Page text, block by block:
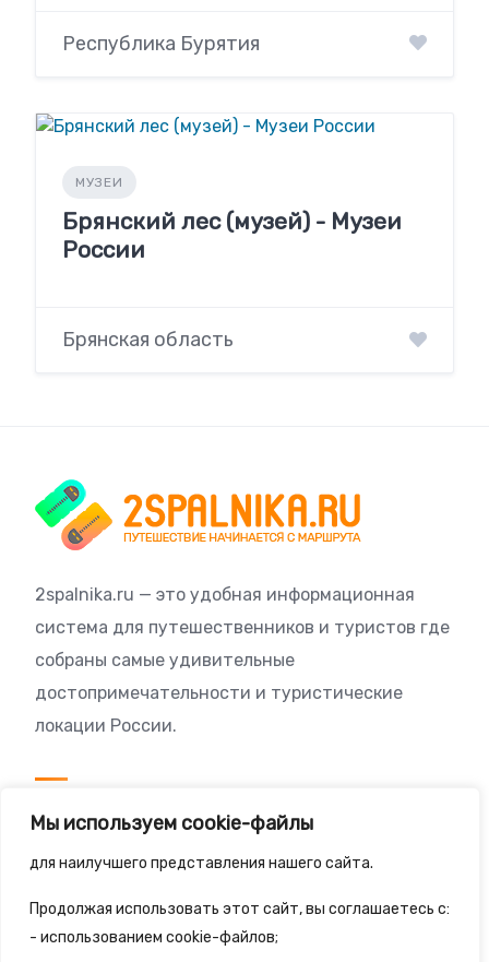
Мы используем cookie-файлы
для наилучшего представления нашего сайта.
Продолжая использовать этот сайт, вы соглашаетесь с:
- использованием cookie-файлов;
Республика Бурятия
МУЗЕИ
Брянский лес (музей) - Музеи
России
Брянская область
2spalnika.ru — это удобная информационная
система для путешественников и туристов где
собраны самые удивительные
достопримечательности и туристические
локации России.